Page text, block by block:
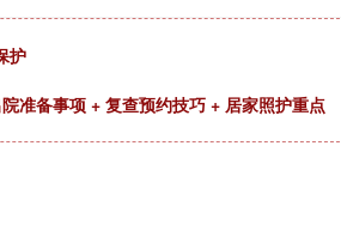
护
准备事项 + 复查预约技巧 + 居家照护重点